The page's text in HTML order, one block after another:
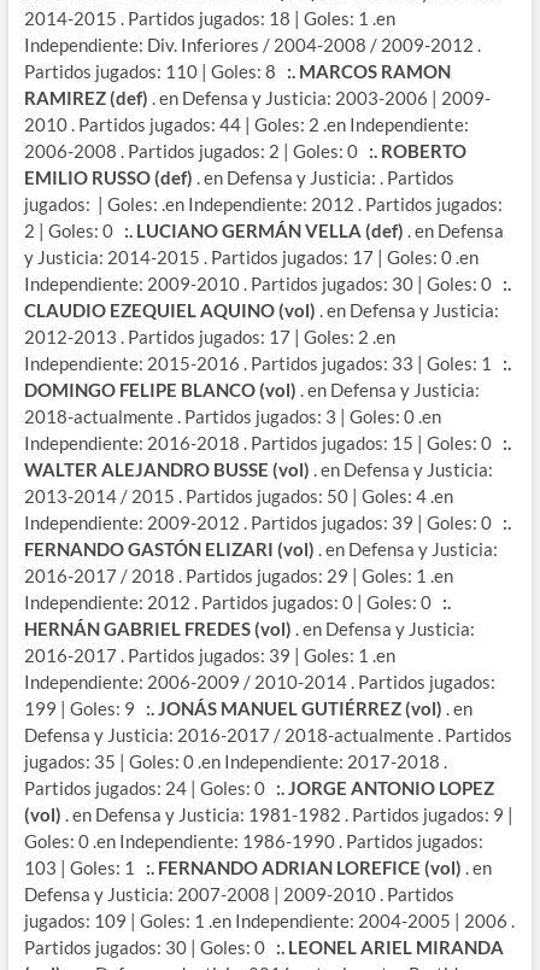
2014-2015 . Partidos jugados: 18 | Goles: 1 .en
Independiente: Div. Inferiores / 2004-2008 / 2009-2012 .
Partidos jugados: 110 | Goles: 8 :. MARCOS RAMON
RAMIREZ (def) . en Defensa y Justicia: 2003-2006 | 2009-
2010 . Partidos jugados: 44 | Goles: 2 .en Independiente:
2006-2008 . Partidos jugados: 2 | Goles: 0 :. ROBERTO
EMILIO RUSSO (def) . en Defensa y Justicia: . Partidos
jugados: | Goles: .en Independiente: 2012 . Partidos jugados:
2 | Goles: 0 :. LUCIANO GERMÁN VELLA (def) . en Defensa
y Justicia: 2014-2015 . Partidos jugados: 17 | Goles: 0 .en
Independiente: 2009-2010 . Partidos jugados: 30 | Goles: 0 :.
CLAUDIO EZEQUIEL AQUINO (vol) . en Defensa y Justicia:
2012-2013 . Partidos jugados: 17 | Goles: 2 .en
Independiente: 2015-2016 . Partidos jugados: 33 | Goles: 1 :.
DOMINGO FELIPE BLANCO (vol) . en Defensa y Justicia:
2018-actualmente . Partidos jugados: 3 | Goles: 0 .en
Independiente: 2016-2018 . Partidos jugados: 15 | Goles: 0 :.
WALTER ALEJANDRO BUSSE (vol) . en Defensa y Justicia:
2013-2014 / 2015 . Partidos jugados: 50 | Goles: 4 .en
Independiente: 2009-2012 . Partidos jugados: 39 | Goles: 0 :.
FERNANDO GASTÓN ELIZARI (vol) . en Defensa y Justicia:
2016-2017 / 2018 . Partidos jugados: 29 | Goles: 1 .en
Independiente: 2012 . Partidos jugados: 0 | Goles: 0 :.
HERNÁN GABRIEL FREDES (vol) . en Defensa y Justicia:
2016-2017 . Partidos jugados: 39 | Goles: 1 .en
Independiente: 2006-2009 / 2010-2014 . Partidos jugados:
199 | Goles: 9 :. JONÁS MANUEL GUTIÉRREZ (vol) . en
Defensa y Justicia: 2016-2017 / 2018-actualmente . Partidos
jugados: 35 | Goles: 0 .en Independiente: 2017-2018 .
Partidos jugados: 24 | Goles: 0 :. JORGE ANTONIO LOPEZ
(vol) . en Defensa y Justicia: 1981-1982 . Partidos jugados: 9 |
Goles: 0 .en Independiente: 1986-1990 . Partidos jugados:
103 | Goles: 1 :. FERNANDO ADRIAN LOREFICE (vol) . en
Defensa y Justicia: 2007-2008 | 2009-2010 . Partidos
jugados: 109 | Goles: 1 .en Independiente: 2004-2005 | 2006 .
Partidos jugados: 30 | Goles: 0 :. LEONEL ARIEL MIRANDA